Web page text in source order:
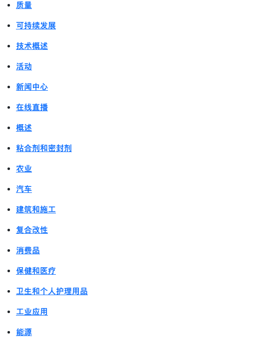
质量
可持续发展
技术概述
活动
新闻中心
在线直播
概述
粘合剂和密封剂
农业
汽车
建筑和施工
复合改性
消费品
保健和医疗
卫生和个人护理用品
工业应用
能源